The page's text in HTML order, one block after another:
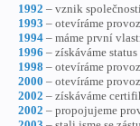
1992 – vznik
1993 – otevíráme
1994 – máme první
1996 – získáváme
1998 – otevíráme
2000 – otevíráme
2002 – získáváme
2002 – propojujeme